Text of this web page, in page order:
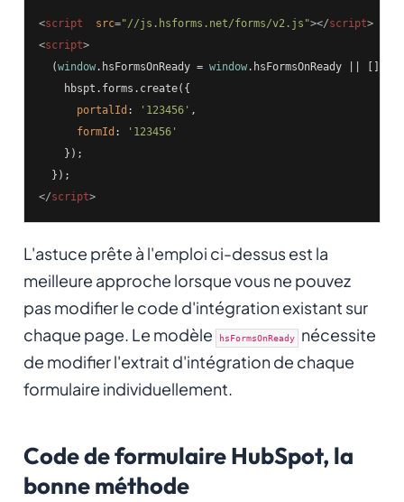
<script src="//js.hsforms.net/forms/v2.js"></script>
<script>
  (
window.hsFormsOnReady = window.hsFormsOnReady ||
    hbspt.forms.create({
portalId : '123456' ,
formId :
'123456'
    });
</script>
L'astuce prête à l'emploi ci-dessus est la
meilleure approche lorsque vous ne pouvez
pas modifier le code d'intégration existant sur
chaque page. Le modèle
hsFormsOnReady nécessite
de modifier l'extrait d'intégration de chaque
formulaire individuellement.
Code de formulaire HubSpot, la
bonne méthode